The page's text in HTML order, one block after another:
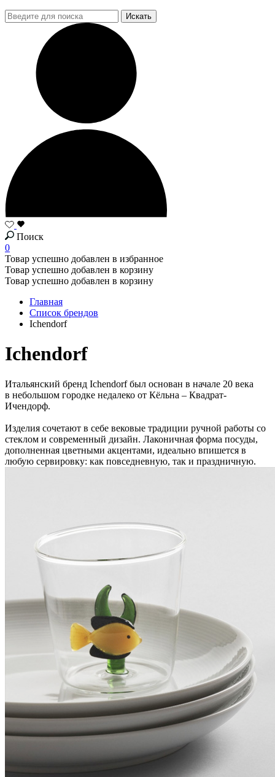
Поиск
0
Товар успешно добавлен в избранное
Товар успешно добавлен в корзину
Товар успешно добавлен в корзину
Главная
Список брендов
Ichendorf
Ichendorf
Итальянский бренд Ichendorf был основан в начале 20 века
в небольшом городке недалеко от Кёльна – Квадрат-
Ичендорф.
Изделия сочетают в себе вековые традиции ручной работы со
стеклом и современный дизайн. Лаконичная форма посуды,
дополненная цветными акцентами, идеально впишется в
любую сервировку: как повседневную, так и праздничную.